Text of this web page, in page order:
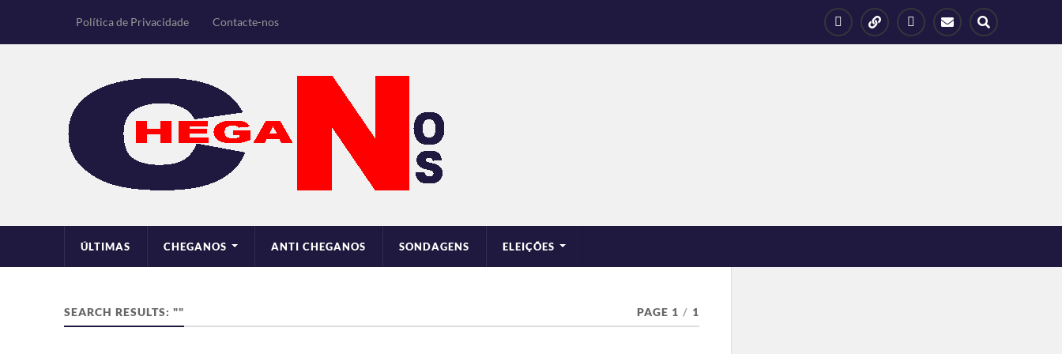
Política de Privacidade Contacte-nos
ÚLTIMAS CHEGANOS ANTI CHEGANOS SONDAGENS ELEIÇÕES
SEARCH RESULTS: "" PAGE 1 / 1